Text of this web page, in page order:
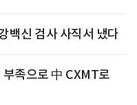
백신 검사 사직서 냈다
족으로 中 CXMT로